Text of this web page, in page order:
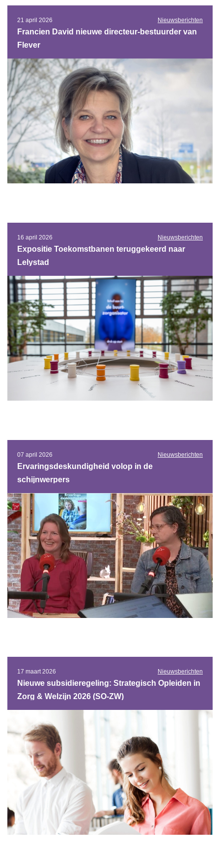
21 april 2026 Nieuwsberichten
Francien David nieuwe directeur-bestuurder van
Flever
16 april 2026 Nieuwsberichten
Expositie Toekomstbanen teruggekeerd naar
Lelystad
07 april 2026 Nieuwsberichten
Ervaringsdeskundigheid volop in de
schijnwerpers
17 maart 2026 Nieuwsberichten
Nieuwe subsidieregeling: Strategisch Opleiden in
Zorg & Welzijn 2026 (SO-ZW)